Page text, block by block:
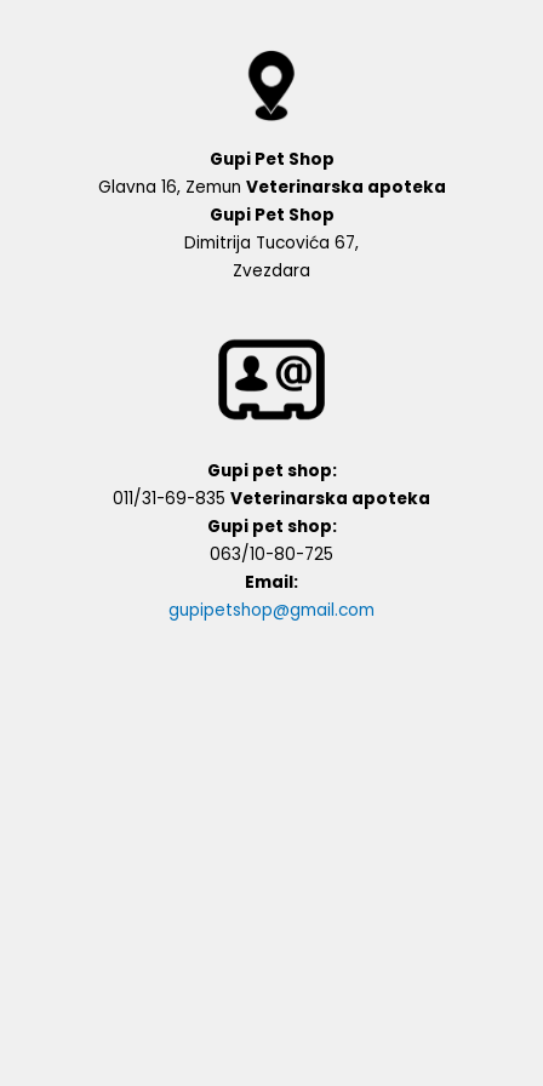
Gupi Pet Shop
Glavna 16, Zemun Veterinarska apoteka
Gupi Pet Shop
Dimitrija Tucovića 67,
Zvezdara
Gupi pet shop:
011/31-69-835 Veterinarska apoteka
Gupi pet shop:
063/10-80-725
Email:
gupipetshop@gmail.com